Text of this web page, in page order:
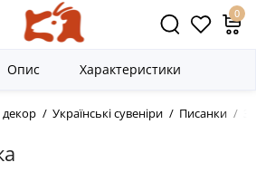
0
декор Українські сувеніри Писанки
Опис Характеристики